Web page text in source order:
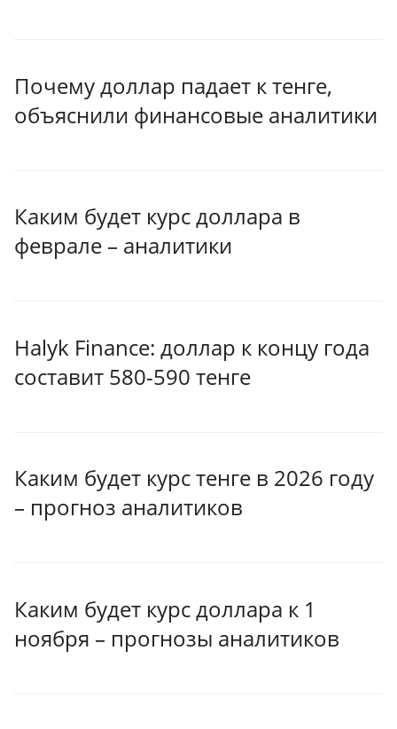
Почему доллар падает к тенге,
объяснили финансовые аналитики
Каким будет курс доллара в
феврале – аналитики
Halyk Finance: доллар к концу года
составит 580-590 тенге
Каким будет курс тенге в 2026 году
– прогноз аналитиков
Каким будет курс доллара к 1
ноября – прогнозы аналитиков